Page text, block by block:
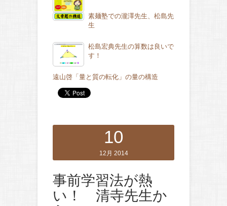
素麺塾での瀧澤先生、松島先
生
松島宏典先生の算数は良いで
す！
遠山啓「量と質の転化」の量の構造
10
12月 2014
事前学習法が熱
い！ 清寺先生か